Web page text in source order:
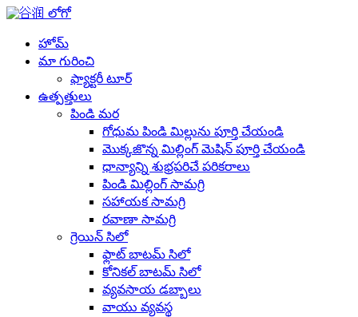
హోమ్
మా గురించి
ఫ్యాక్టరీ టూర్
ఉత్పత్తులు
పిండి మర
గోధుమ పిండి మిల్లును పూర్తి చేయండి
మొక్కజొన్న మిల్లింగ్ మెషిన్ పూర్తి చేయండి
ధాన్యాన్ని శుభ్రపరిచే పరికరాలు
పిండి మిల్లింగ్ సామగ్రి
సహాయక సామగ్రి
రవాణా సామగ్రి
గ్రెయిన్ సిలో
ఫ్లాట్ బాటమ్ సిలో
కోనికల్ బాటమ్ సిలో
వ్యవసాయ డబ్బాలు
వాయు వ్యవస్థ